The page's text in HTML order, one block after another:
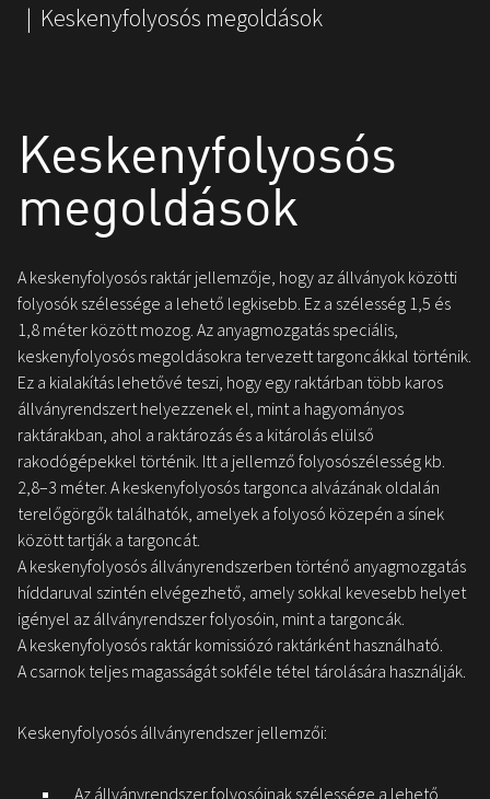
Keskenyfolyosós megoldások
Keskenyfolyosós
megoldások
A keskenyfolyosós raktár jellemzője, hogy az állványok közötti
folyosók szélessége a lehető legkisebb. Ez a szélesség 1,5 és
1,8 méter között mozog. Az anyagmozgatás speciális,
keskenyfolyosós megoldásokra tervezett targoncákkal történik.
Ez a kialakítás lehetővé teszi, hogy egy raktárban több karos
állványrendszert helyezzenek el, mint a hagyományos
raktárakban, ahol a raktározás és a kitárolás elülső
rakodógépekkel történik. Itt a jellemző folyosószélesség kb.
2,8–3 méter. A keskenyfolyosós targonca alvázának oldalán
terelőgörgők találhatók, amelyek a folyosó közepén a sínek
között tartják a targoncát.
A keskenyfolyosós állványrendszerben történő anyagmozgatás
híddaruval szintén elvégezhető, amely sokkal kevesebb helyet
igényel az állványrendszer folyosóin, mint a targoncák.
A keskenyfolyosós raktár komissiózó raktárként használható.
A csarnok teljes magasságát sokféle tétel tárolására használják.
Keskenyfolyosós állványrendszer jellemzői:
Az állványrendszer folyosóinak szélessége a lehető